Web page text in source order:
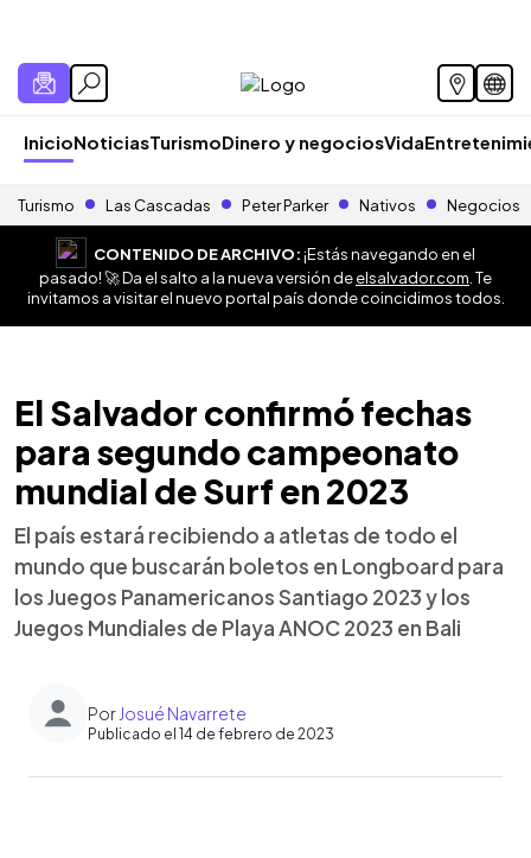
InicioNoticiasTurismoDinero y negociosVida
Turismo Las Cascadas Peter Parker Nativos Negocios
CONTENIDO DE ARCHIVO:¡Estás navegando en el
pasado! 🚀 Da el salto a la nueva versión deelsalvador.com . Te
invitamos a visitar el nuevo portal país donde coincidimos todos.
El Salvador confirmó fechas
para segundo campeonato
mundial de Surf en 2023
El país estará recibiendo a atletas de todo el
mundo que buscarán boletos en Longboard para
los Juegos Panamericanos Santiago 2023 y los
Juegos Mundiales de Playa ANOC 2023 en Bali
Por Josué Navarrete
Publicado el 14 de febrero de 2023